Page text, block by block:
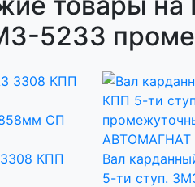
5233
КПП
Вал
5-ти ступ.